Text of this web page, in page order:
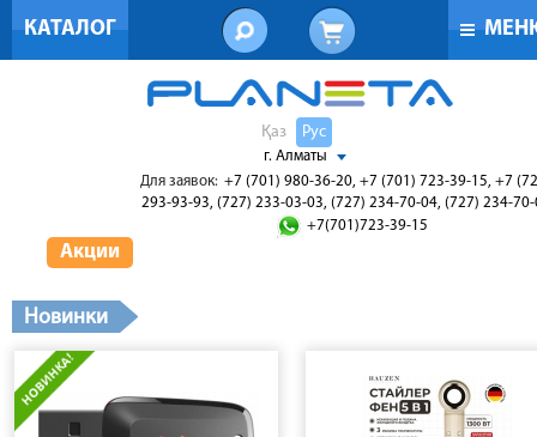
КАТАЛОГ
Қаз Рус
г. Алматы
Для заявок: +7 (701) 980-36-20, +7 (701) 723-39-15, +7
293-93-93, (727) 233-03-03, (727) 234-70-04, (727) 234-
+7(701)723-39-15
Акции
Новинки